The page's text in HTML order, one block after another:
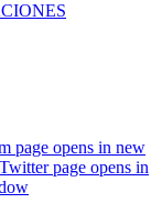
page opens in new
Twitter page opens in